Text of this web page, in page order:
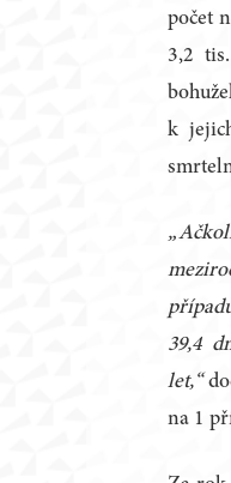
počet
3,2
k
39,4
let,“
na 1